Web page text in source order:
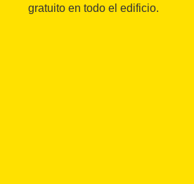
gratuito en todo el edificio.